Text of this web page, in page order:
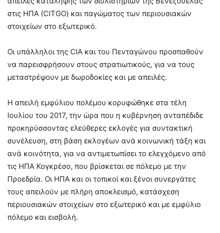
στις ΗΠΑ (CITGO) και παγώματος των περιουσιακών
στοιχείων στο εξωτερικό.
Οι υπάλληλοι της CIA και του Πενταγώνου προσπαθούν
να παρεισφρήσουν στους στρατιωτικούς, για να τους
μεταστρέψουν με δωροδοκίες και με απειλές.
Η απειλή εμφύλιου πολέμου κορυφώθηκε στα τέλη
Ιουλίου του 2017, την ώρα που η κυβέρνηση ανταπέδιδε
προκηρύσσοντας ελεύθερες εκλογές για συντακτική
συνέλευση, στη βάση εκλογέων ανά κοινωνική τάξη και
ανά κοινότητα, για να αντιμετωπίσει το ελεγχόμενο από
τις ΗΠΑ Κογκρέσο, που βρίσκεται σε πόλεμο με την
Προεδρία. Οι ΗΠΑ και οι τοπικοί και ξένοι συνεργάτες
τους απειλούν με πλήρη αποκλεισμό, κατάσχεση
περιουσιακών στοιχείων στο εξωτερικό και με εμφύλιο
πόλεμο και εισβολή.